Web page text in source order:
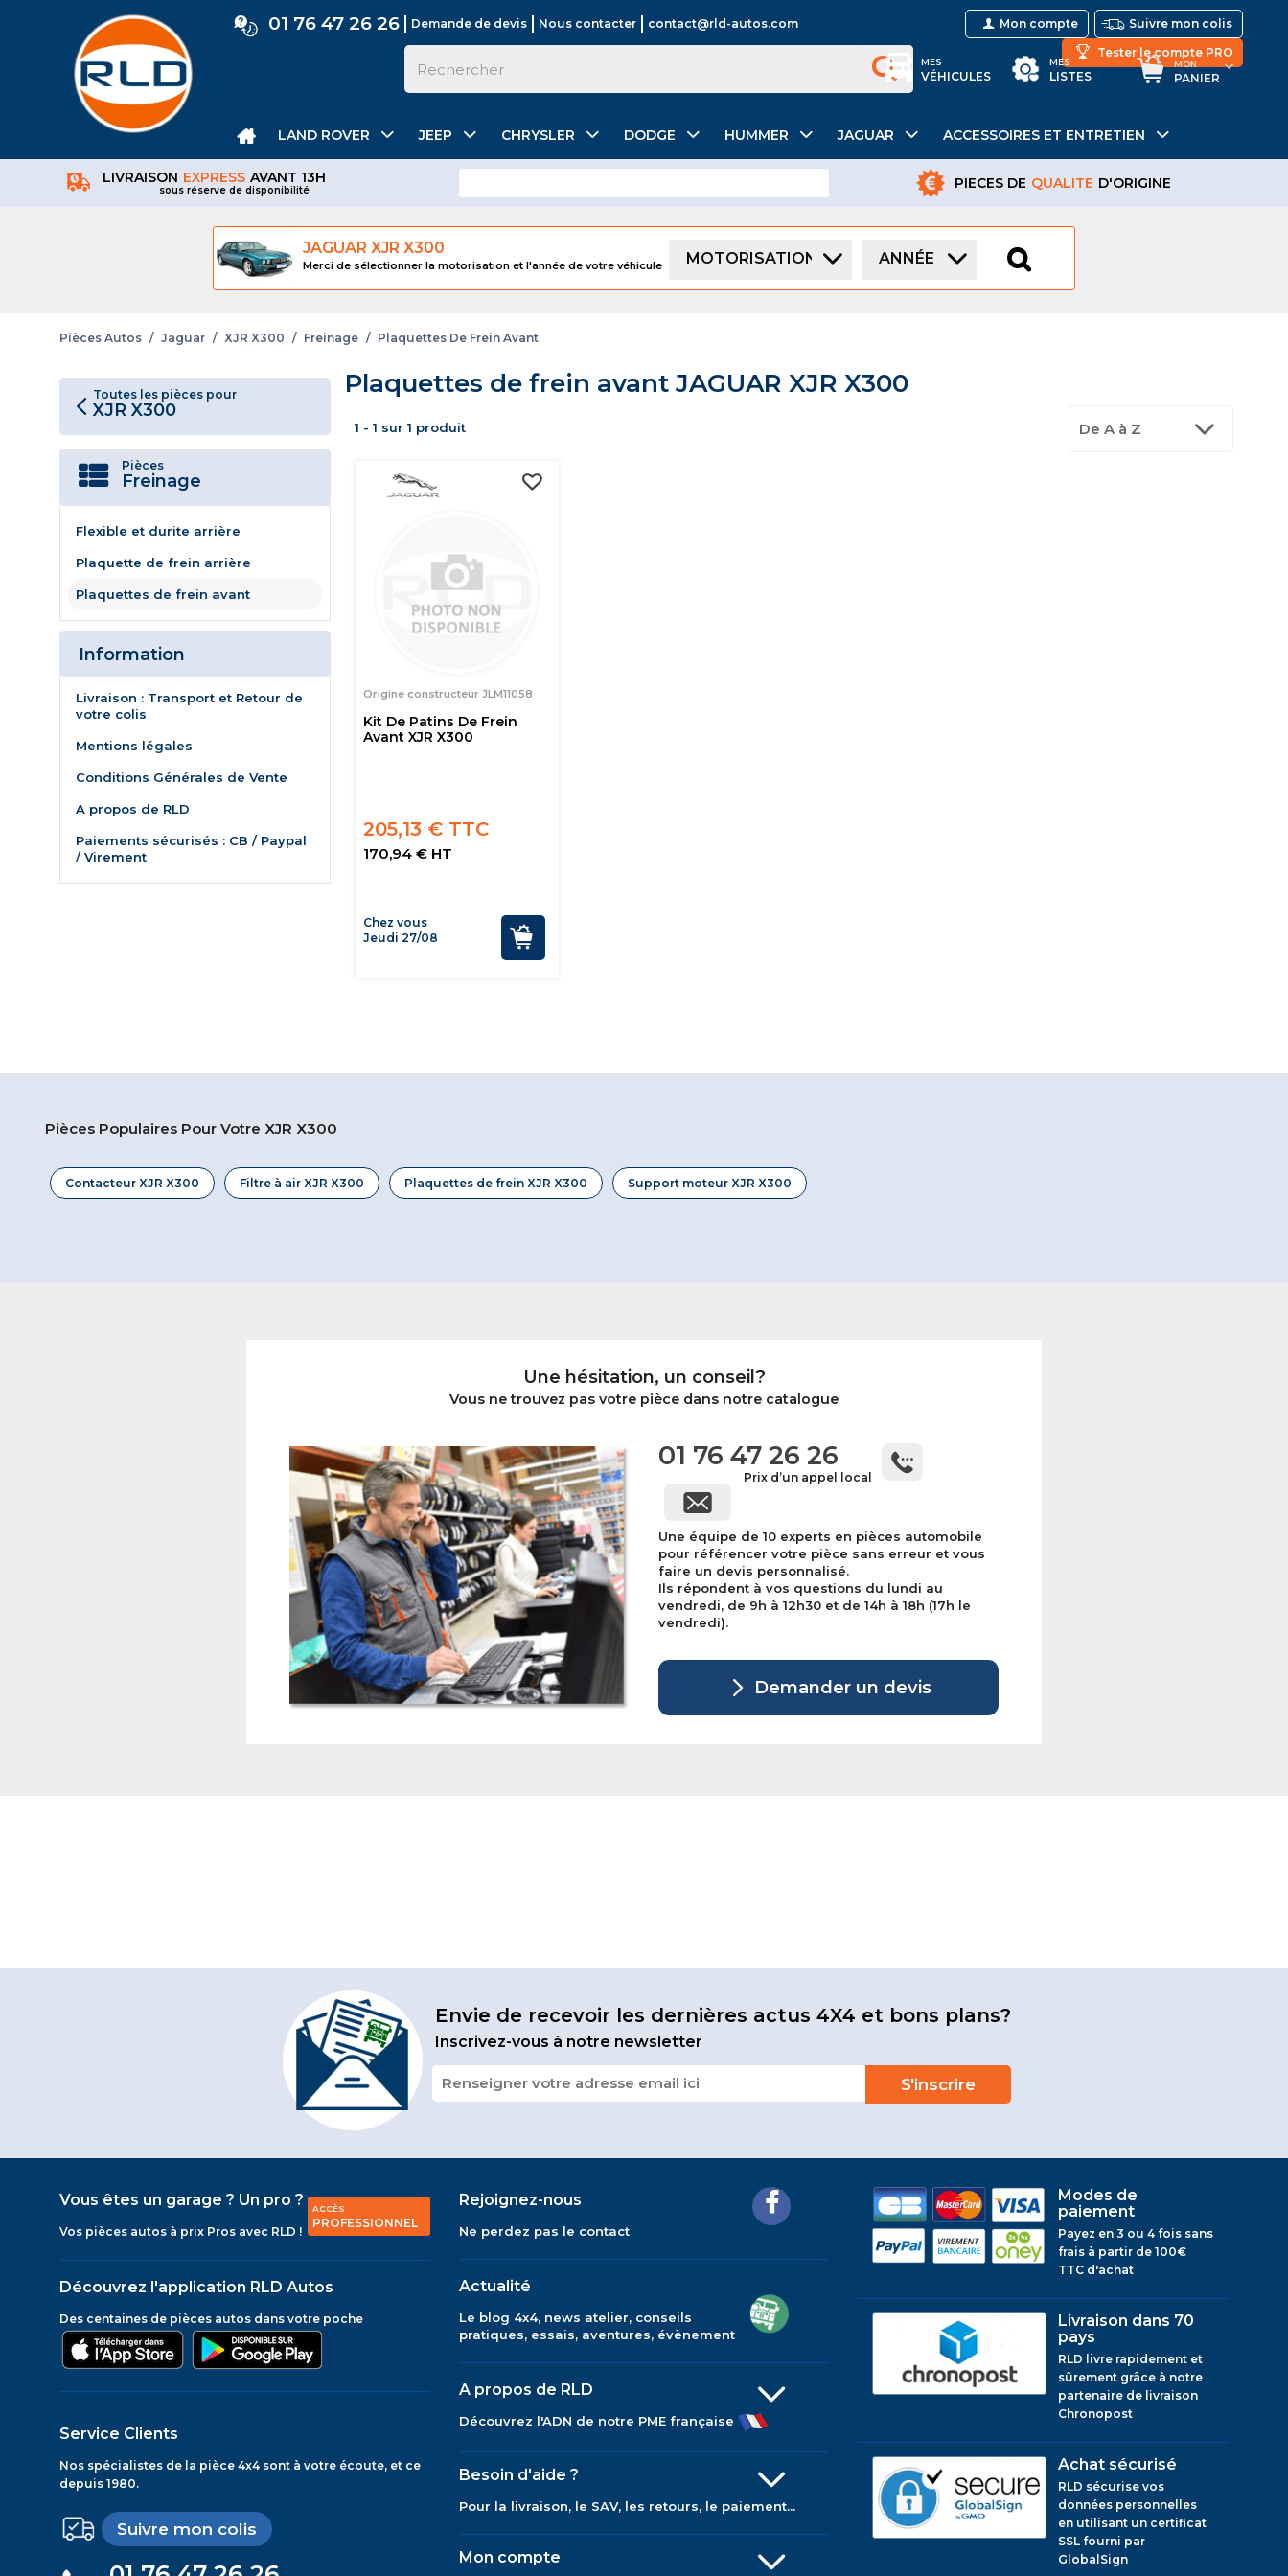
01 76 47 26 26 Demande de devis Nous contacter contact@rld-autos.com Suivre mon colis
Mon compte
Tester le compte PRO
MON
PANIER
MES
LISTES
MES
VÉHICULES
LAND ROVER JEEP CHRYSLER DODGE HUMMER JAGUAR ACCESSOIRES ET ENTRETIEN
LIVRAISON EXPRESS AVANT 13H
sous réserve de disponibilité PIECES DE QUALITE D'ORIGINE
JAGUAR XJR X300
Merci de sélectionner la motorisation et l'année de votre véhicule MOTORISATION ANNÉE
Pièces Autos / Jaguar / XJR X300 / Freinage / Plaquettes De Frein Avant
Toutes les pièces pour
XJR X300
Pièces
Freinage
Flexible et durite arrière
Plaquette de frein arrière
Plaquettes de frein avant
Information
Livraison : Transport et Retour de
votre colis
Mentions légales
Conditions Générales de Vente
A propos de RLD
Paiements sécurisés : CB / Paypal
/ Virement
Plaquettes de frein avant JAGUAR XJR X300
De A à Z
1 - 1 sur 1 produit
Origine constructeur JLM11058
Kit De Patins De Frein
Avant XJR X300
205,13 € TTC
170,94 € HT
Chez vous
Jeudi 27/08
Pièces Populaires Pour Votre XJR X300
Contacteur XJR X300 Filtre à air XJR X300 Plaquettes de frein XJR X300 Support moteur XJR X300
Une hésitation, un conseil?
Vous ne trouvez pas votre pièce dans notre catalogue
01 76 47 26 26
Prix d’un appel local
Une équipe de 10 experts en pièces automobile
pour référencer votre pièce sans erreur et vous
faire un devis personnalisé.
Ils répondent à vos questions du lundi au
vendredi, de 9h à 12h30 et de 14h à 18h (17h le
vendredi).
Demander un devis
Envie de recevoir les dernières actus 4X4 et bons plans?
Inscrivez-vous à notre newsletter
Vous êtes un garage ? Un pro ?
Vos pièces autos à prix Pros avec RLD !
ACCÈS
PROFESSIONNEL
Découvrez l'application RLD Autos
Des centaines de pièces autos dans votre poche
Service Clients
Nos spécialistes de la pièce 4x4 sont à votre écoute, et ce
depuis 1980.
Suivre mon colis
Rejoignez-nous
Ne perdez pas le contact
Actualité
Le blog 4x4, news atelier, conseils
pratiques, essais, aventures, évènement
A propos de RLD
Découvrez l'ADN de notre PME française
Besoin d'aide ?
Pour la livraison, le SAV, les retours, le paiement...
Mon compte
Modes de
paiement
Payez en 3 ou 4 fois sans
frais à partir de 100€
TTC d'achat
Livraison dans 70
pays
RLD livre rapidement et
sûrement grâce à notre
partenaire de livraison
Chronopost
Achat sécurisé
RLD sécurise vos
données personnelles
en utilisant un certificat
SSL fourni par
GlobalSign